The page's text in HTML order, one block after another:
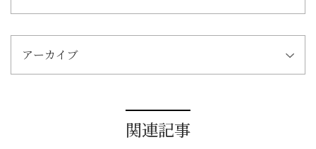
アーカイブ
関連記事